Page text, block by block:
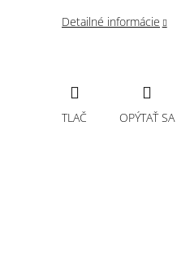
Detailné informácie
TLAČ OPÝTAŤ SA